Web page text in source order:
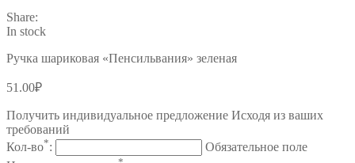
Share:
In stock
Ручка шариковая «Пенсильвания» зеленая
51.00₽
Получить индивидуальное предложение Исходя из ваших
требований
Кол-во*:
Обязательное поле